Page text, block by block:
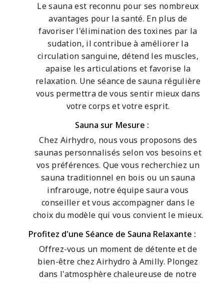
Le sauna est reconnu pour ses nombreux
avantages pour la santé. En plus de
favoriser l'élimination des toxines par la
sudation, il contribue à améliorer la
circulation sanguine, détend les muscles,
apaise les articulations et favorise la
relaxation. Une séance de sauna régulière
vous permettra de vous sentir mieux dans
votre corps et votre esprit.
Sauna sur Mesure :
Chez Airhydro, nous vous proposons des
saunas personnalisés selon vos besoins et
vos préférences. Que vous recherchiez un
sauna traditionnel en bois ou un sauna
infrarouge, notre équipe saura vous
conseiller et vous accompagner dans le
choix du modèle qui vous convient le mieux.
Profitez d'une Séance de Sauna Relaxante :
Offrez-vous un moment de détente et de
bien-être chez Airhydro à Amilly. Plongez
dans l'atmosphère chaleureuse de notre